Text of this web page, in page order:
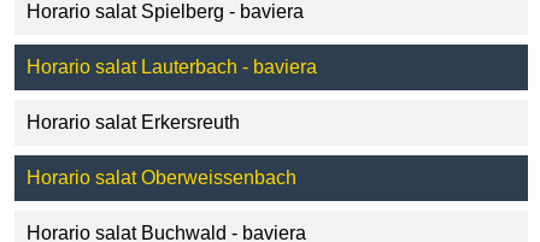
Horario salat Spielberg - baviera
Horario salat Lauterbach - baviera
Horario salat Erkersreuth
Horario salat Oberweissenbach
Horario salat Buchwald - baviera